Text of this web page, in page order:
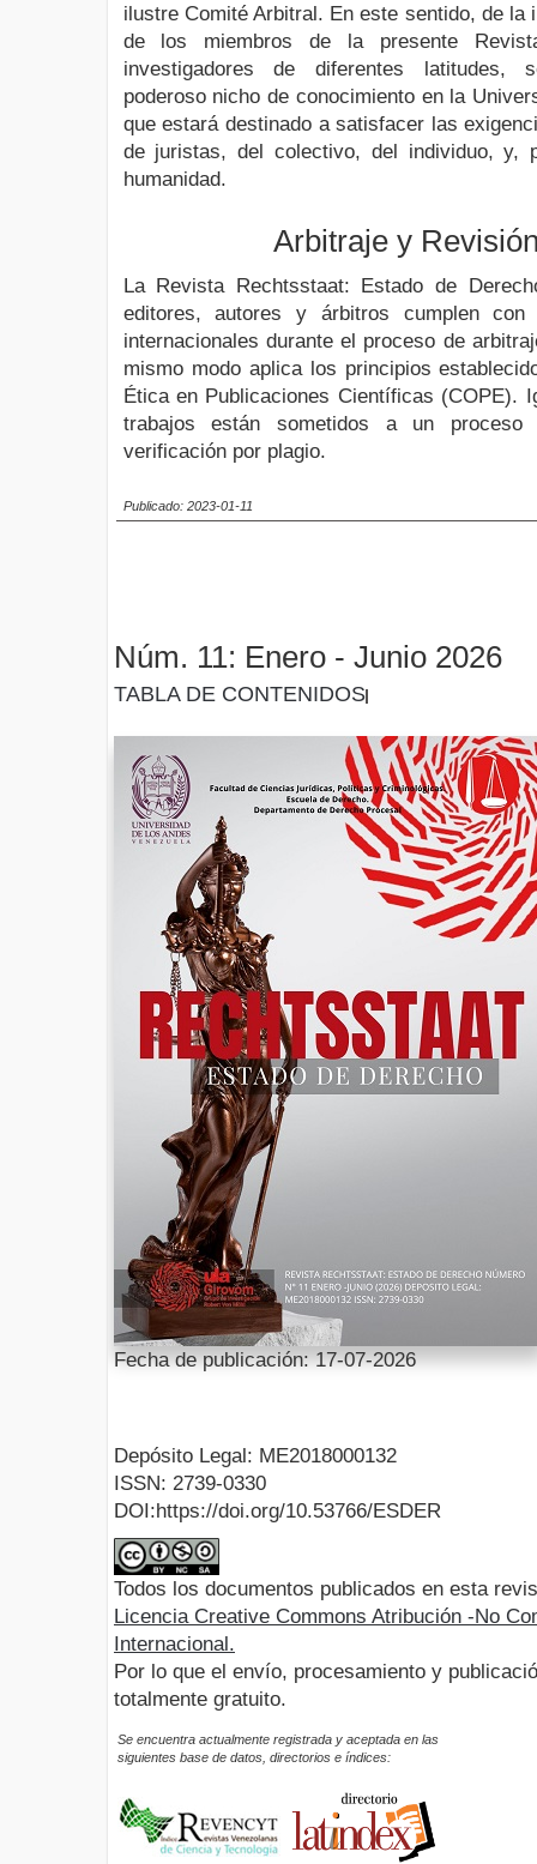
ilustre Comité Arbitral. En este sentido, de la
de los miembros de la presente
investigadores de diferentes latitudes,
poderoso nicho de conocimiento en la
que estará destinado a satisfacer las
de juristas, del colectivo, del individuo, y,
humanidad.
Arbitraje y
La Revista Rechtsstaat: Estado de
editores, autores y árbitros cumplen
internacionales durante el proceso de
mismo modo aplica los principios
Ética en Publicaciones Científicas (COPE).
trabajos están sometidos a un
verificación por plagio.
Publicado: 2023-01-11
Núm. 11: Enero - Junio 2026
TABLA DE CONTENIDOS
Fecha de publicación: 17-07-2026
Depósito Legal: ME2018000132
ISSN: 2739-0330
DOI:https://doi.org/10.53766/ESDER
Todos los documentos publicados en esta
Licencia Creative Commons Atribución -No
Internacional.
Por lo que el envío, procesamiento y
totalmente gratuito.
Se encuentra actualmente registrada y aceptada en las
siguientes base de datos, directorios e índices: